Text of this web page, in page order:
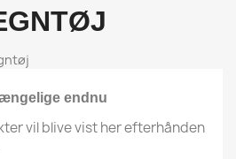
endnu
vil blive vist her efterhånden